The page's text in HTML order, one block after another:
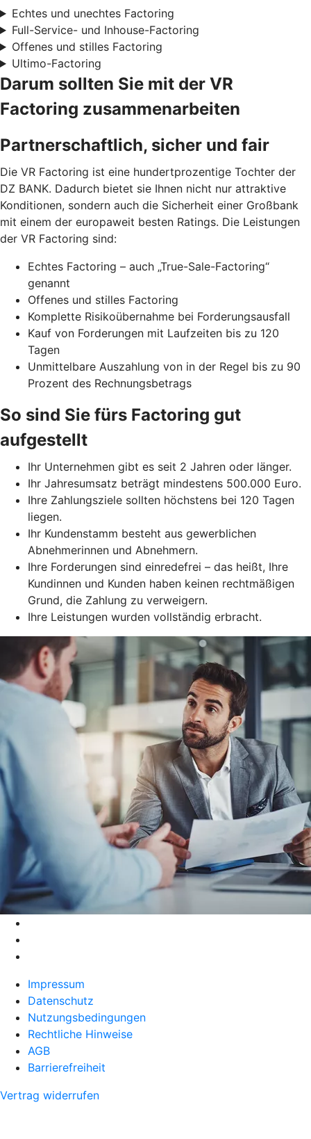
Echtes und unechtes Factoring
Full-Service- und Inhouse-Factoring
Offenes und stilles Factoring
Ultimo-Factoring
Darum sollten Sie mit der VR
Factoring zusammenarbeiten
Partnerschaftlich, sicher und fair
Die VR Factoring ist eine hundertprozentige Tochter der
DZ BANK. Dadurch bietet sie Ihnen nicht nur attraktive
Konditionen, sondern auch die Sicherheit einer Großbank
mit einem der europaweit besten Ratings. Die Leistungen
der VR Factoring sind:
Echtes Factoring – auch „True-Sale-Factoring“
genannt
Offenes und stilles Factoring
Komplette Risikoübernahme bei Forderungsausfall
Kauf von Forderungen mit Laufzeiten bis zu 120
Tagen
Unmittelbare Auszahlung von in der Regel bis zu 90
Prozent des Rechnungsbetrags
So sind Sie fürs Factoring gut
aufgestellt
Ihr Unternehmen gibt es seit 2 Jahren oder länger.
Ihr Jahresumsatz beträgt mindestens 500.000 Euro.
Ihre Zahlungsziele sollten höchstens bei 120 Tagen
liegen.
Ihr Kundenstamm besteht aus gewerblichen
Abnehmerinnen und Abnehmern.
Ihre Forderungen sind einredefrei – das heißt, Ihre
Kundinnen und Kunden haben keinen rechtmäßigen
Grund, die Zahlung zu verweigern.
Ihre Leistungen wurden vollständig erbracht.
Impressum
Datenschutz
Nutzungsbedingungen
Rechtliche Hinweise
AGB
Barrierefreiheit
Vertrag widerrufen